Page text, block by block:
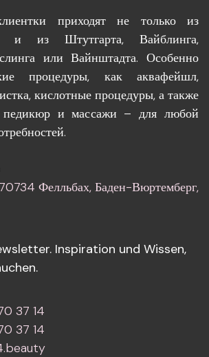
приходят не только из
и из Штутгарта, Вайблинга,
или Вайнштадта. Особенно
процедуры, как аквафейшл,
кислотные процедуры, а также
педикюр и массажи – для любой
Фелльбах, Баден-Вюртемберг,
Inspiration und Wissen,
37 14
37 14